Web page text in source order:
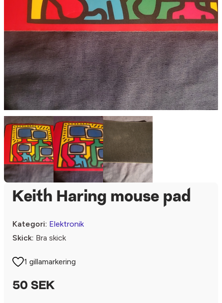
Keith Haring mouse pad
Kategori: Elektronik
Skick: Bra skick
1 gillamarkering
50 SEK